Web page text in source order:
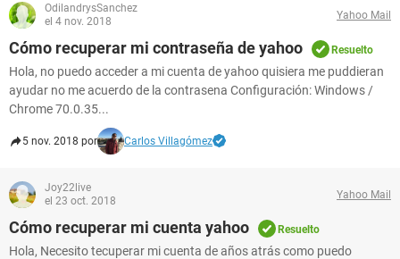
OdilandrysSanchez
el 4 nov. 2018
Yahoo Mail
Cómo recuperar mi contraseña de yahoo Resuelto
Hola, no puedo acceder a mi cuenta de yahoo quisiera me puddieran
ayudar no me acuerdo de la contrasena Configuración: Windows /
Chrome 70.0.35...
5 nov. 2018 por Carlos Villagómez
Joy22live
el 23 oct. 2018
Yahoo Mail
Cómo recuperar mi cuenta yahoo Resuelto
Hola, Necesito tecuperar mi cuenta de años atrás como puedo